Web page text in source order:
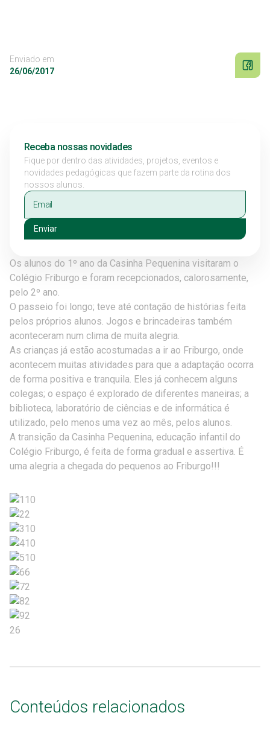
Enviado em
26/06/2017
Receba nossas novidades
Fique por dentro das atividades, projetos, eventos e
novidades pedagógicas que fazem parte da rotina dos
nossos alunos.
Enviar
Os alunos do 1º ano da Casinha Pequenina visitaram o
Colégio Friburgo e foram recepcionados, calorosamente,
pelo 2º ano.
O passeio foi longo; teve até contação de histórias feita
pelos próprios alunos. Jogos e brincadeiras também
aconteceram num clima de muita alegria.
As crianças já estão acostumadas a ir ao Friburgo, onde
acontecem muitas atividades para que a adaptação ocorra
de forma positiva e tranquila. Eles já conhecem alguns
colegas; o espaço é explorado de diferentes maneiras; a
biblioteca, laboratório de ciências e de informática é
utilizado, pelo menos uma vez ao mês, pelos alunos.
A transição da Casinha Pequenina, educação infantil do
Colégio Friburgo, é feita de forma gradual e assertiva. É
uma alegria a chegada do pequenos ao Friburgo!!!
26
Conteúdos relacionados